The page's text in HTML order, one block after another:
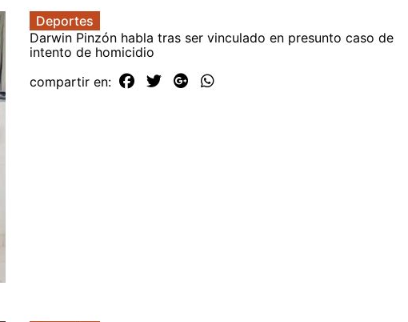
Deportes
Darwin Pinzón habla tras ser vinculado en presunto caso de
intento de homicidio
compartir en: